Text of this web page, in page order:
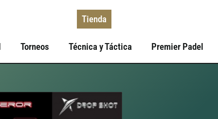
Tienda
Torneos Técnica y Táctica Premier Padel